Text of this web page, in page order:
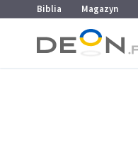
Przejdź do menu głównego
Przejdź do treści
Biblia Magazyn